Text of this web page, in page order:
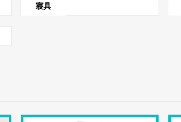
寢具